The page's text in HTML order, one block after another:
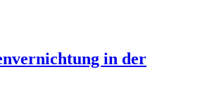
in der